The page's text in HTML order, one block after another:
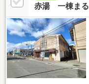
赤湯 一棟まる